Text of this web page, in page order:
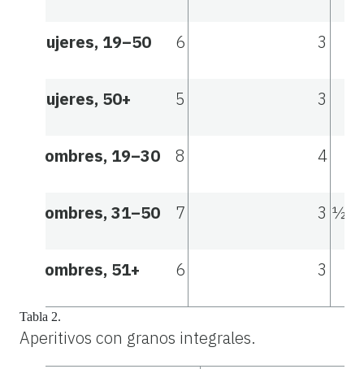
Mujeres, 19–50 6 3
Mujeres, 50+ 5 3
Hombres, 19–30 8 4
Hombres, 31–50 7 3 ½
Hombres, 51+ 6 3
Tabla 2.
Aperitivos con granos integrales.